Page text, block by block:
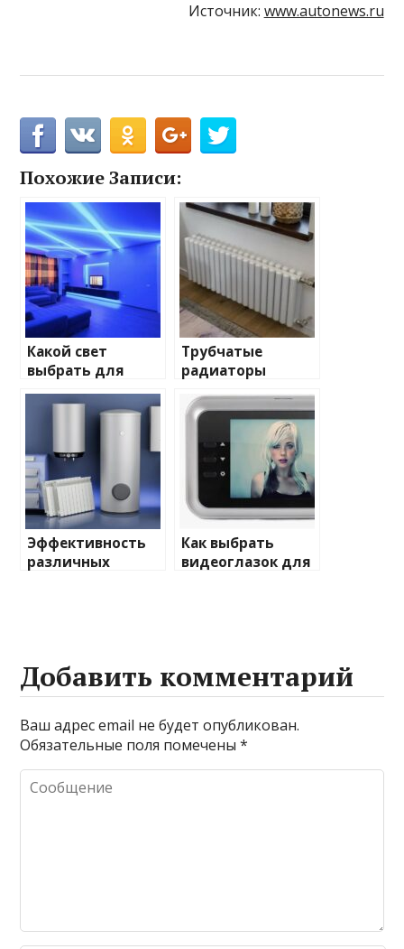
Источник: www.autonews.ru
Похожие Записи:
Какой свет
выбрать для
домашнего
освещения
Трубчатые
радиаторы
отопления: виды
и характеристики
Эффективность
различных
Как выбрать
видеоглазок для
Добавить комментарий
Ваш адрес email не будет опубликован.
Обязательные поля помечены*